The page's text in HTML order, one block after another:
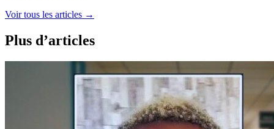
Voir tous les articles →
Plus d’articles